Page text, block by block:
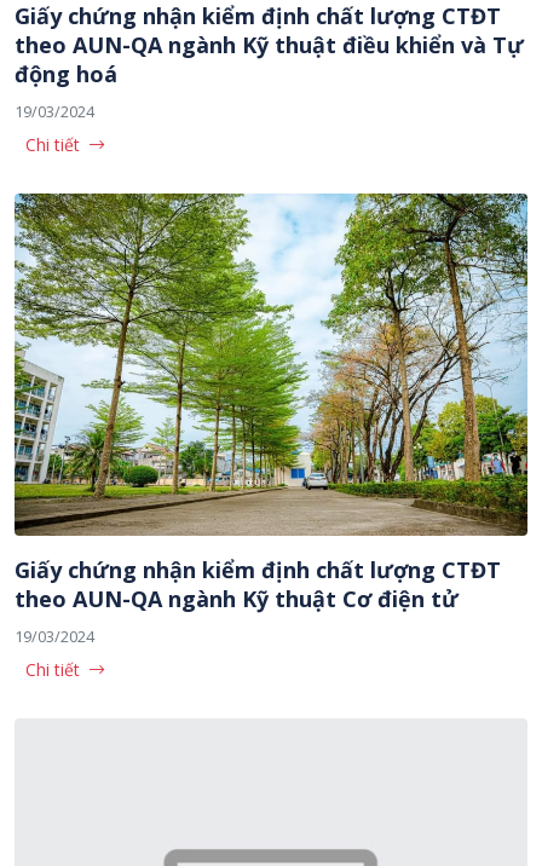
Giấy chứng nhận kiểm định chất lượng CTĐT
theo AUN-QA ngành Kỹ thuật điều khiển và Tự
động hoá
19/03/2024
Chi tiết
Giấy chứng nhận kiểm định chất lượng CTĐT
theo AUN-QA ngành Kỹ thuật Cơ điện tử
19/03/2024
Chi tiết